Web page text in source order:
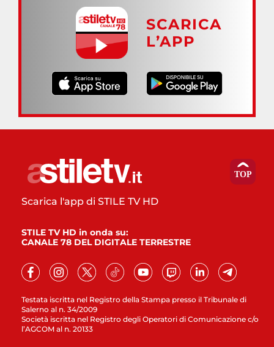
SCARICA
L’APP
Testata iscritta nel Registro della Stampa presso il Tribunale di
Salerno al n. 34/2009
Società iscritta nel Registro degli Operatori di Comunicazione c/o
l’AGCOM al n. 20133
Scarica l'app di STILE TV HD
STILE TV HD in onda su:
CANALE 78 DEL DIGITALE TERRESTRE